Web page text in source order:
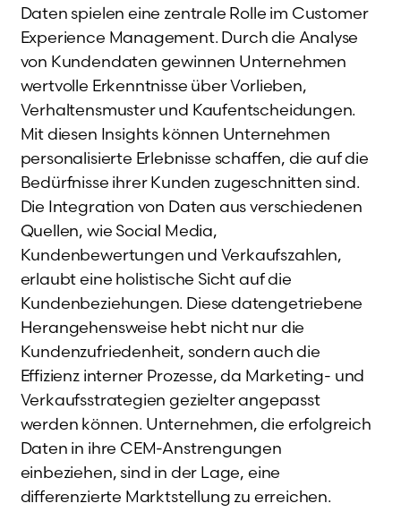
Daten spielen eine zentrale Rolle im Customer
Experience Management. Durch die Analyse
von Kundendaten gewinnen Unternehmen
wertvolle Erkenntnisse über Vorlieben,
Verhaltensmuster und Kaufentscheidungen.
Mit diesen Insights können Unternehmen
personalisierte Erlebnisse schaffen, die auf die
Bedürfnisse ihrer Kunden zugeschnitten sind.
Die Integration von Daten aus verschiedenen
Quellen, wie Social Media,
Kundenbewertungen und Verkaufszahlen,
erlaubt eine holistische Sicht auf die
Kundenbeziehungen. Diese datengetriebene
Herangehensweise hebt nicht nur die
Kundenzufriedenheit, sondern auch die
Effizienz interner Prozesse, da Marketing- und
Verkaufsstrategien gezielter angepasst
werden können. Unternehmen, die erfolgreich
Daten in ihre CEM-Anstrengungen
einbeziehen, sind in der Lage, eine
differenzierte Marktstellung zu erreichen.